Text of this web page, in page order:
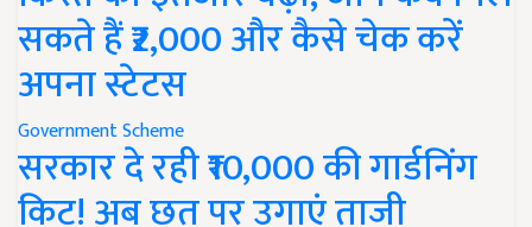
सकते हैं ₹2,000 और कैसे चेक करें
अपना स्टेटस
Government Scheme
सरकार दे रही ₹10,000 की गार्डनिंग
किट! अब छत पर उगाएं ताजी